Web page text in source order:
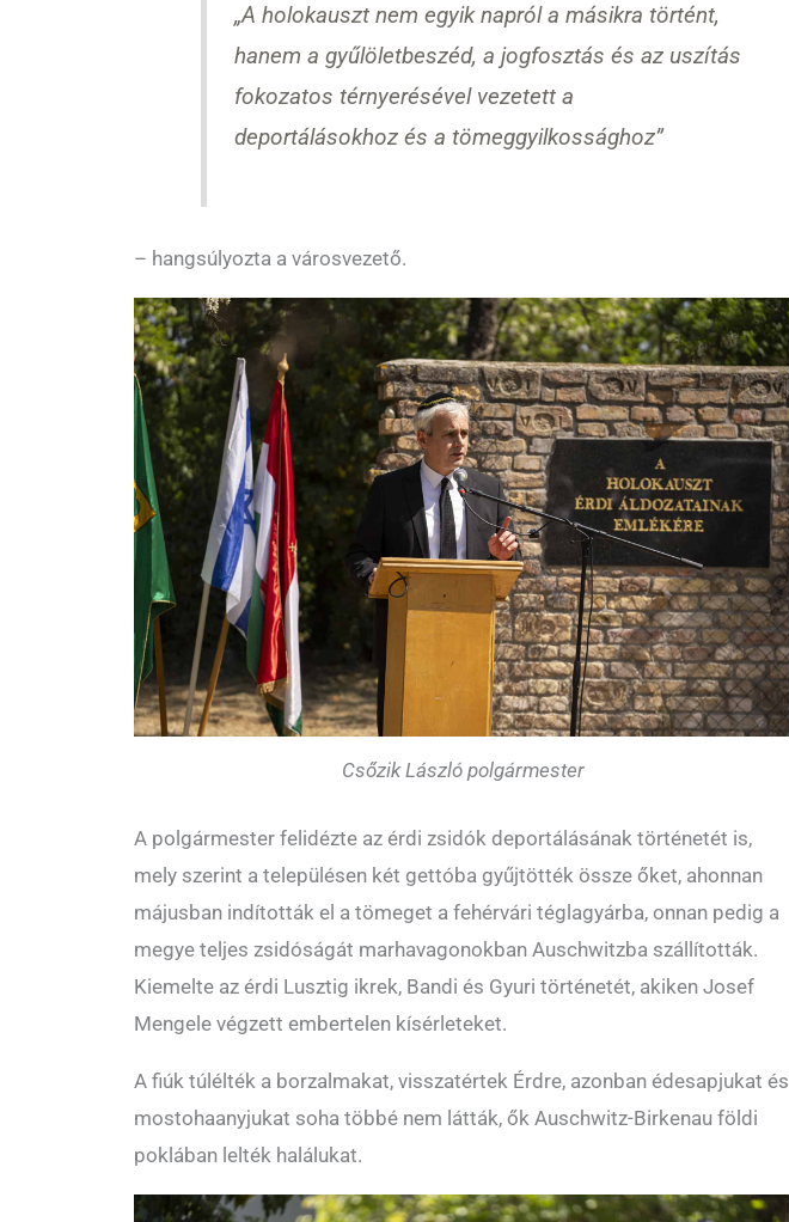
„A holokauszt nem egyik napról a másikra történt,
hanem a gyűlöletbeszéd, a jogfosztás és az uszítás
fokozatos térnyerésével vezetett a
deportálásokhoz és a tömeggyilkossághoz”
– hangsúlyozta a városvezető.
Csőzik László polgármester
A polgármester felidézte az érdi zsidók deportálásának történetét is,
mely szerint a településen két gettóba gyűjtötték össze őket, ahonnan
májusban indították el a tömeget a fehérvári téglagyárba, onnan pedig a
megye teljes zsidóságát marhavagonokban Auschwitzba szállították.
Kiemelte az érdi Lusztig ikrek, Bandi és Gyuri történetét, akiken Josef
Mengele végzett embertelen kísérleteket.
A fiúk túlélték a borzalmakat, visszatértek Érdre, azonban édesapjukat és
mostohaanyjukat soha többé nem látták, ők Auschwitz-Birkenau földi
poklában lelték halálukat.